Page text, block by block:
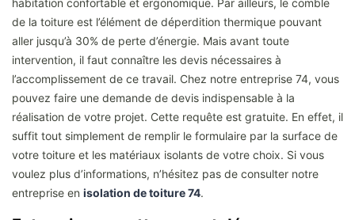
habitation confortable et ergonomique. Par ailleurs, le comble
de la toiture est l’élément de déperdition thermique pouvant
aller jusqu’à 30% de perte d’énergie. Mais avant toute
intervention, il faut connaître les devis nécessaires à
l’accomplissement de ce travail. Chez notre entreprise 74, vous
pouvez faire une demande de devis indispensable à la
réalisation de votre projet. Cette requête est gratuite. En effet, il
suffit tout simplement de remplir le formulaire par la surface de
votre toiture et les matériaux isolants de votre choix. Si vous
voulez plus d’informations, n’hésitez pas de consulter notre
entreprise en isolation de toiture 74.